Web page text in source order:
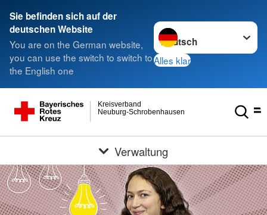
Sie befinden sich auf der
deutschen Website
You are on the German website,
you can use the switch to switch to
the English one
Sprache wechseln zu
Alles klar
Neuburg-Schrobenhausen
Kreisverband
Verwaltung